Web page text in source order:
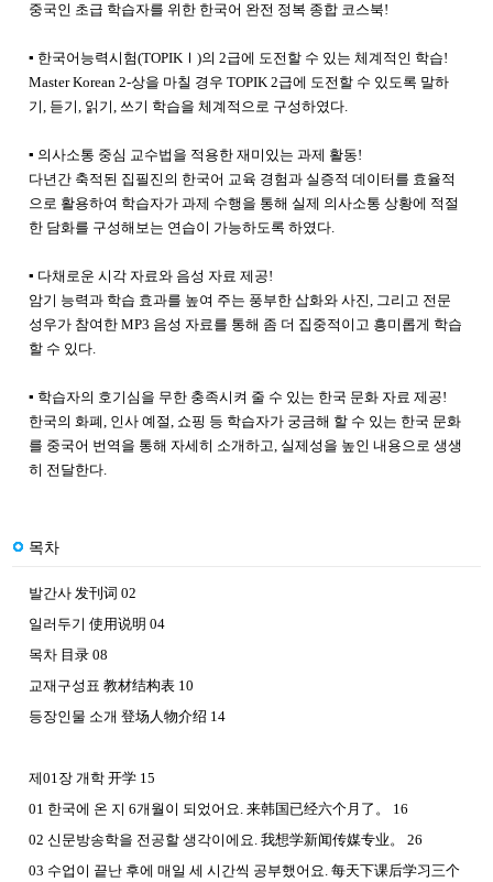
중국인 초급 학습자를 위한 한국어 완전 정복 종합 코스북!
▪ 한국어능력시험(TOPIK Ⅰ )의 2급에 도전할 수 있는 체계적인 학습!
Master Korean 2-상을 마칠 경우 TOPIK 2급에 도전할 수 있도록 말하
기, 듣기, 읽기, 쓰기 학습을 체계적으로 구성하였다.
▪ 의사소통 중심 교수법을 적용한 재미있는 과제 활동!
다년간 축적된 집필진의 한국어 교육 경험과 실증적 데이터를 효율적
으로 활용하여 학습자가 과제 수행을 통해 실제 의사소통 상황에 적절
한 담화를 구성해보는 연습이 가능하도록 하였다.
▪ 다채로운 시각 자료와 음성 자료 제공!
암기 능력과 학습 효과를 높여 주는 풍부한 삽화와 사진, 그리고 전문
성우가 참여한 MP3 음성 자료를 통해 좀 더 집중적이고 흥미롭게 학습
할 수 있다.
▪ 학습자의 호기심을 무한 충족시켜 줄 수 있는 한국 문화 자료 제공!
한국의 화폐, 인사 예절, 쇼핑 등 학습자가 궁금해 할 수 있는 한국 문화
를 중국어 번역을 통해 자세히 소개하고, 실제성을 높인 내용으로 생생
히 전달한다.
목차
발간사 发刊词 02
일러두기 使用说明 04
목차 目 录 08
교재구성표 教材结构表 10
등장인물 소개 登场人物介绍 14
제01장 개학 开学 15
01 한국에 온 지 6개월이 되었어요. 来韩国已经六个月了 。
16
02 신문방송학을 전공할 생각이에요. 我想学新闻传媒专业。
26
03 수업이 끝난 후에 매일 세 시간씩 공부했어요. 每天下课后学习三个